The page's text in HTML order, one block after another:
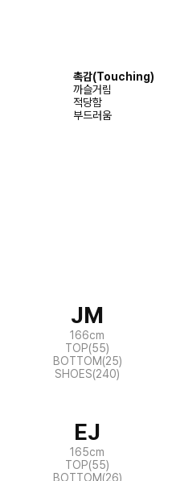
촉감(Touching)
까슬거림
적당함
부드러움
JM
166cm
TOP(55)
BOTTOM(25)
SHOES(240)
EJ
165cm
TOP(55)
BOTTOM(26)